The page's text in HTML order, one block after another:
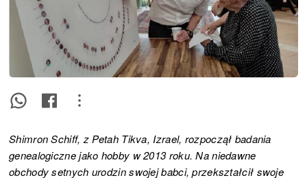
Shimron Schiff, z Petah Tikva, Izrael, rozpoczął badania
genealogiczne jako hobby w 2013 roku. Na niedawne
obchody setnych urodzin swojej babci, przekształcił swoje